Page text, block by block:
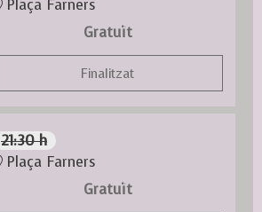
Plaça Farners
Gratuït
Finalitzat
21:30 h
Plaça Farners
Gratuït